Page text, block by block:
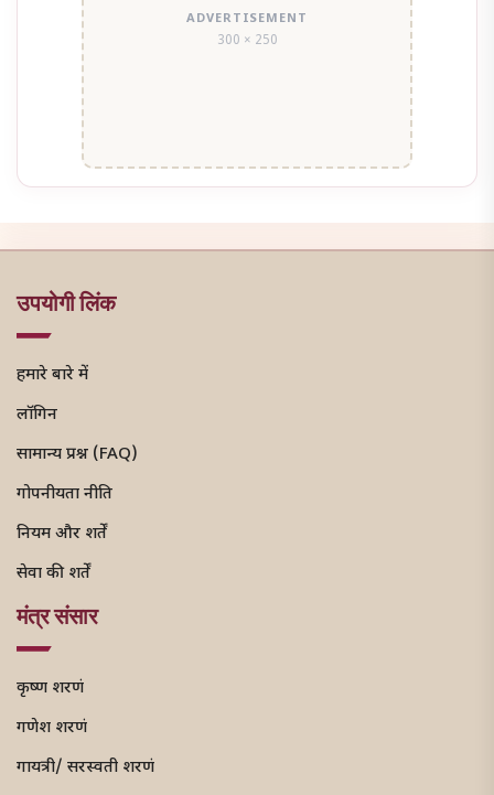
ADVERTISEMENT
300 × 250
उपयोगी लिंक
हमारे बारे में
लॉगिन
सामान्य प्रश्न (FAQ)
गोपनीयता नीति
नियम और शर्तें
सेवा की शर्तें
मंत्र संसार
कृष्ण शरणं
गणेश शरणं
गायत्री/ सरस्वती शरणं